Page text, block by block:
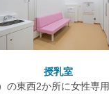
授乳室
の東西2か所に女性専